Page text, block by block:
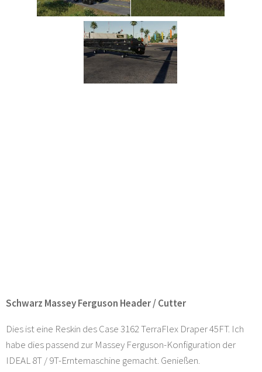
Schwarz Massey Ferguson Header / Cutter
Dies ist eine Reskin des Case 3162 TerraFlex Draper 45FT. Ich
habe dies passend zur Massey Ferguson-Konfiguration der
IDEAL 8T / 9T-Erntemaschine gemacht. Genießen.